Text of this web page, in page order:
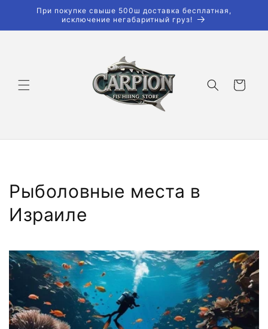
При покупке свыше 500ш доставка бесплатная,
исключение негабаритный груз!
Корзина
Рыболовные места в
Израиле